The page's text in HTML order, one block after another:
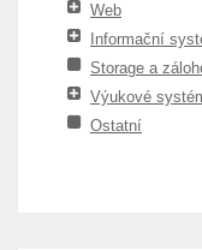
Web
Informační
Storage a
Výukové
Ostatní